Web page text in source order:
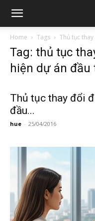
Home Tags Thủ tục
Tag: thủ tục
hiện dự án đầu
Thủ tục thay đổi
đầu...
hue - 25/04/2016